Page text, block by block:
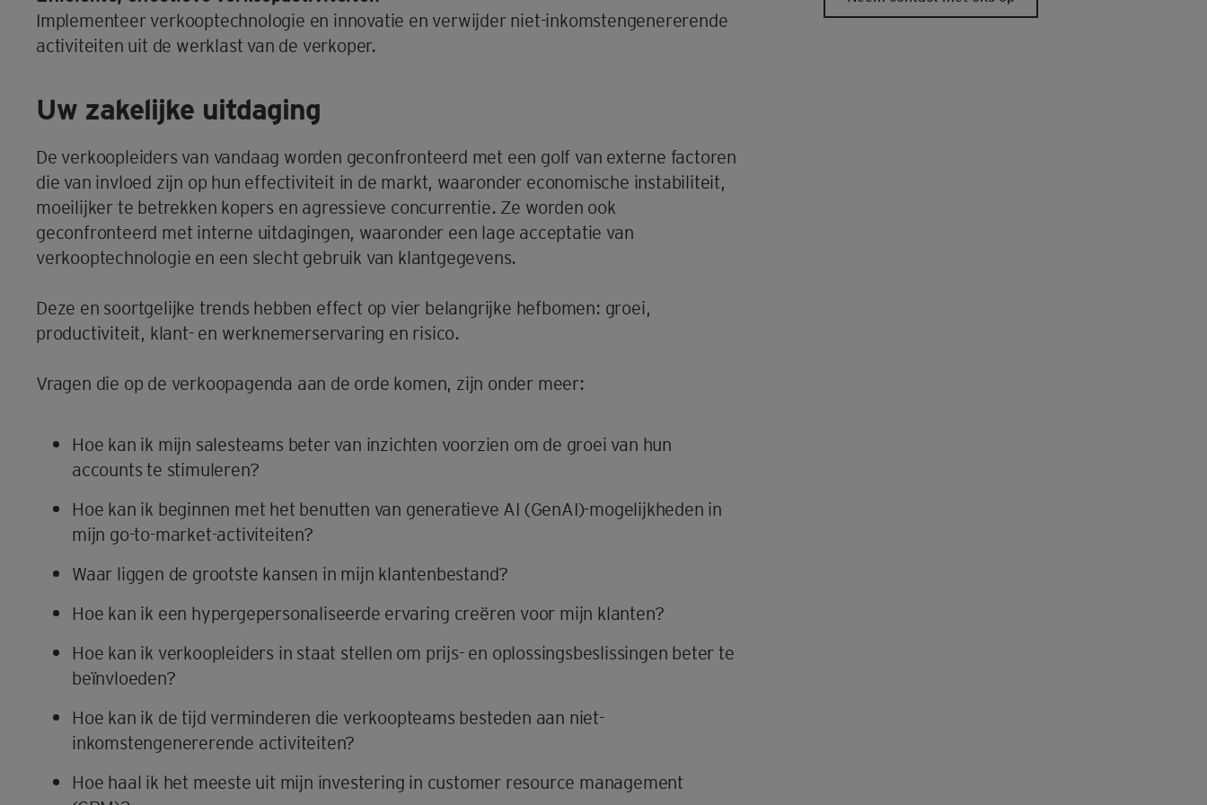
Implementeer verkooptechnologie en innovatie en verwijder niet-inkomstengenererende
activiteiten uit de werklast van de verkoper.
Uw zakelijke uitdaging
De verkoopleiders van vandaag worden geconfronteerd met een golf van externe factoren
die van invloed zijn op hun effectiviteit in de markt, waaronder economische instabiliteit,
moeilijker te betrekken kopers en agressieve concurrentie. Ze worden ook
geconfronteerd met interne uitdagingen, waaronder een lage acceptatie van
verkooptechnologie en een slecht gebruik van klantgegevens.
Deze en soortgelijke trends hebben effect op vier belangrijke hefbomen: groei,
productiviteit, klant- en werknemerservaring en risico.
Vragen die op de verkoopagenda aan de orde komen, zijn onder meer:
Hoe kan ik mijn salesteams beter van inzichten voorzien om de groei van hun
accounts te stimuleren?
Hoe kan ik beginnen met het benutten van generatieve AI (GenAI)-mogelijkheden in
mijn go-to-market-activiteiten?
Waar liggen de grootste kansen in mijn klantenbestand?
Hoe kan ik een hypergepersonaliseerde ervaring creëren voor mijn klanten?
Hoe kan ik verkoopleiders in staat stellen om prijs- en oplossingsbeslissingen beter te
beïnvloeden?
Hoe kan ik de tijd verminderen die verkoopteams besteden aan niet-
inkomstengenererende activiteiten?
Hoe haal ik het meeste uit mijn investering in customer resource management